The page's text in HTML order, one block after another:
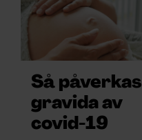
NYHETSBREV
ÄMNEN
ARKIV & E-TIDNING
Så påverkas
gravida av
covid-19